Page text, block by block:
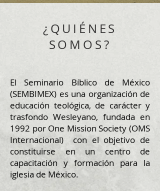
¿QUIÉNES
SOMOS?
El Seminario Bíblico de México
(SEMBIMEX) es una organización de
educación teológica, de carácter y
trasfondo Wesleyano, fundada en
1992 por One Mission Society (OMS
Internacional) con el objetivo de
constituirse en un centro de
capacitación y formación para la
iglesia de México.